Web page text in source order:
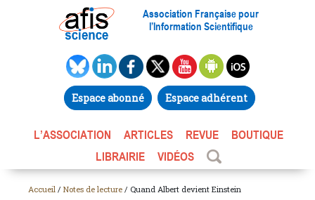
Association Française pour
l’Information Scientifique
Espace abonné Espace adhérent
L’ASSOCIATION ARTICLES REVUE
BOUTIQUE
LIBRAIRIE
VIDÉOS
Accueil / Notes de lecture / Quand Albert devient Einstein